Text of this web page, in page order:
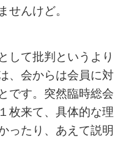
せんけど。
して批判というより
、会からは会員に対
です。突然臨時総会
枚来て、具体的な理
ったり、あえて説明